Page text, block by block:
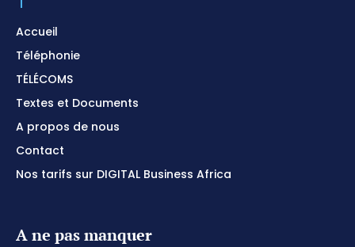
Accueil
Téléphonie
TÉLÉCOMS
Textes et Documents
A propos de nous
Contact
Nos tarifs sur DIGITAL Business Africa
A ne pas manquer